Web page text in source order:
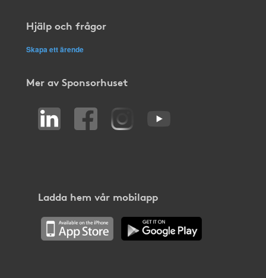
Hjälp och frågor
Skapa ett ärende
Mer av Sponsorhuset
Ladda hem vår mobilapp